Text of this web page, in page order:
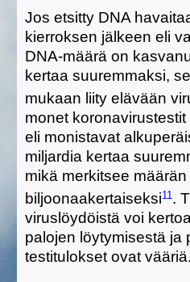
Jos etsitty DNA
kierroksen jälkeen eli
DNA-määrä on
kertaa suuremmaksi,
mukaan liityelävään
monet koronavirustestit
eli monistavat
miljardia kertaa
mikä merkitsee
biljoonaakertaiseksi11.
viruslöydöistä voi
palojen löytymisestä ja
testitulokset ovat vääriä.